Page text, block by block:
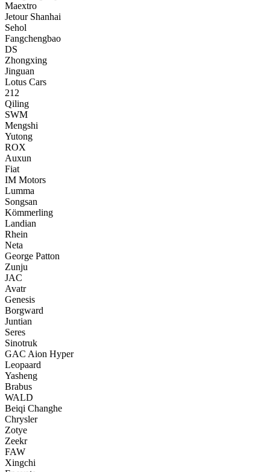
Maextro
Jetour Shanhai
Sehol
Fangchengbao
DS
Zhongxing
Jinguan
Lotus Cars
212
Qiling
SWM
Mengshi
Yutong
ROX
Auxun
Fiat
IM Motors
Lumma
Songsan
Kömmerling
Landian
Rhein
Neta
George Patton
Zunju
JAC
Avatr
Genesis
Borgward
Juntian
Seres
Sinotruk
GAC Aion Hyper
Leopaard
Yasheng
Brabus
WALD
Beiqi Changhe
Chrysler
Zotye
Zeekr
FAW
Xingchi